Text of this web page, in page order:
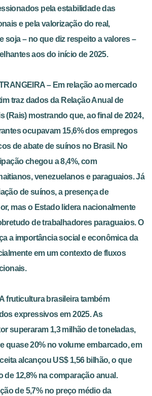
pela estabilidade das
e pela valorização do real,
soja – no que diz respeito a valores –
aos do início de 2025.
– Em relação ao mercado
traz dados da Relação Anual de
(Rais) mostrando que, ao final de 2024,
ocupavam 15,6% dos empregos
de abate de suínos no Brasil. No
chegou a 8,4%, com
venezuelanos e paraguaios. Já
de suínos, a presença de
mas o Estado lidera nacionalmente
de trabalhadores paraguaios. O
a importância social e econômica da
em um contexto de fluxos
fruticultura brasileira também
expressivos em 2025. As
superaram 1,3 milhão de toneladas,
quase 20% no volume embarcado, em
alcançou US$ 1,56 bilhão, o que
de 12,8% na comparação anual.
de 5,7% no preço médio da